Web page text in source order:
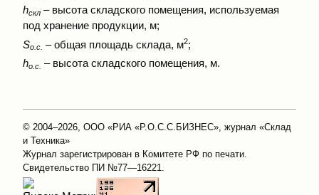
hскл – высота складского помещения, используемая
под хранение продукции, м;
Sо.с. – общая площадь склада, м2;
hо.с. – высота складского помещения, м.
© 2004–2026, ООО «РИА «Р.О.С.С.БИЗНЕС», журнал «Склад
и Техника»
Журнал зарегистрирован в Комитете РФ по печати.
Свидетельство ПИ №77—16221.